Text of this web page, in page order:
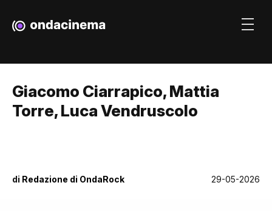
Giacomo Ciarrapico, Mattia
Torre, Luca Vendruscolo
di Redazione di OndaRock 29-05-2026